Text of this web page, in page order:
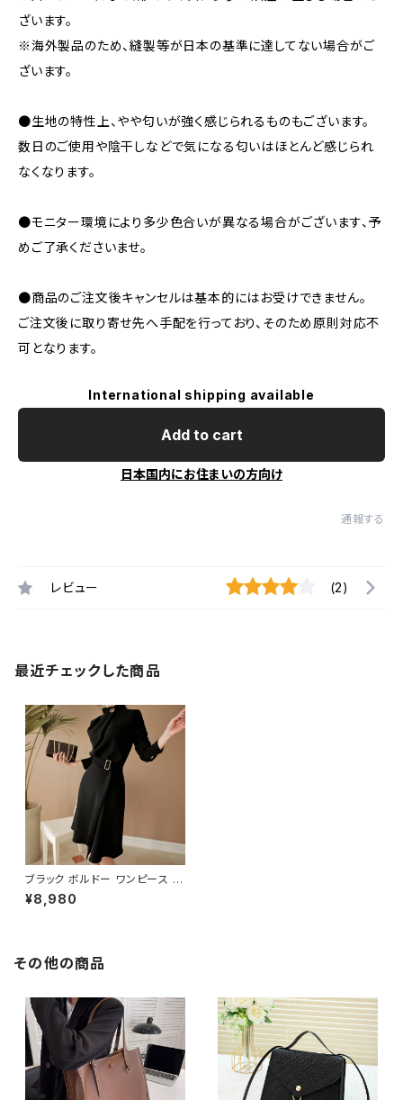
ざいます。
※海外製品のため、縫製等が日本の基準に達してない場合がご
ざいます。
●生地の特性上、やや匂いが強く感じられるものもございます。
数日のご使用や陰干しなどで気になる匂いはほとんど感じられ
なくなります。
●モニター環境により多少色合いが異なる場合がございます、予
めご了承くださいませ。
●商品のご注文後キャンセルは基本的にはお受けできません。
ご注文後に取り寄せ先へ手配を行っており、そのため原則対応不
可となります。
International shipping available
Add to cart
日本国内にお住まいの方向け
通報する
レビュー (2)
最近チェックした商品
ブラック ボルドー ワンピース レ
ディース ハイネック ベルト付き
ドレス ミディ丈 七分袖 エレガン
冬 春 高見え 清楚 美シルエット
Aライン 20代 30代 40代 50代
¥8,980
その他の商品